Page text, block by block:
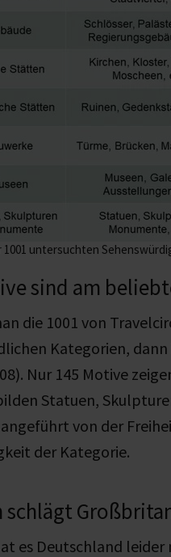
1001 untersuchten
sind am
die 1001 von
Kategorien,
Nur 145 Motive
Statuen,
von der
der Kategorie.
schlägt
es Deutschland